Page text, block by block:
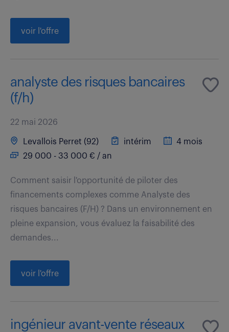
voir l'offre
analyste des risques bancaires
(f/h)
22 mai 2026
Levallois Perret (92) intérim
4 mois
29 000 - 33 000 € / an
Comment saisir l'opportunité de piloter des
financements complexes comme Analyste des
risques bancaires (F/H) ? Dans un environnement en
pleine expansion, vous évaluez la faisabilité des
demandes...
voir l'offre
ingénieur avant-vente réseaux